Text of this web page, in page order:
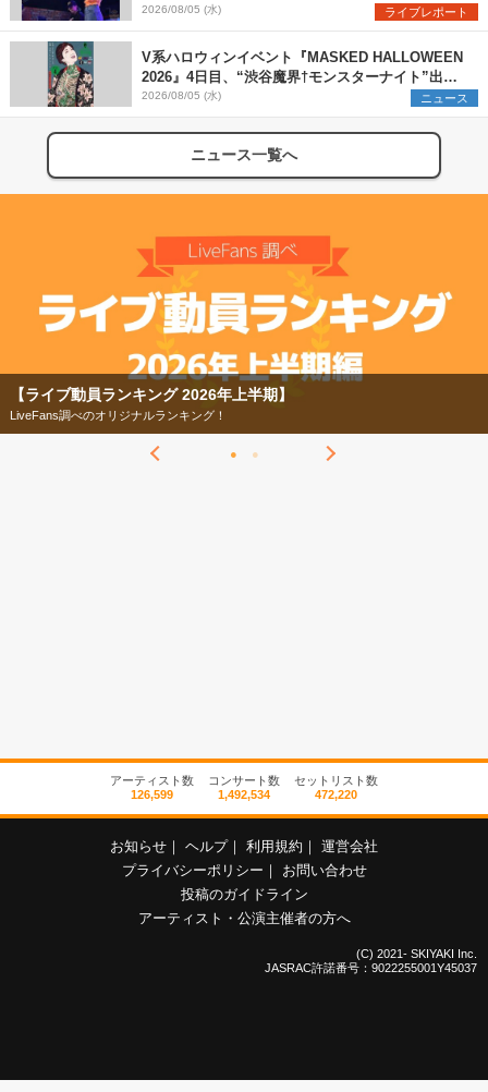
2026/08/05 (水) ライブレポート
V系ハロウィンイベント『MASKED HALLOWEEN
2026』4日目、“渋谷魔界†モンスターナイト”出演6
組を発表
2026/08/05 (水) ニュース
ニュース一覧へ
【フェス特集2026】
今年もフェスの季節がやってきた！
アーティスト数
126,599
コンサート数
1,492,534
セットリスト数
472,220
お知らせ ｜ ヘルプ｜ 利用規約 ｜ 運営会社
プライバシーポリシー ｜
お問い合わせ
投稿のガイドライン
アーティスト・公演主催者の方へ
(C) 2021- SKIYAKI Inc.
JASRAC許諾番号：9022255001Y45037